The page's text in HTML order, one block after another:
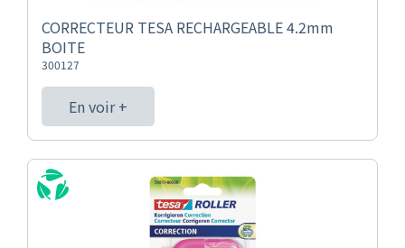
CORRECTEUR TESA RECHARGEABLE 4.2mm
BOITE
300127
En voir +